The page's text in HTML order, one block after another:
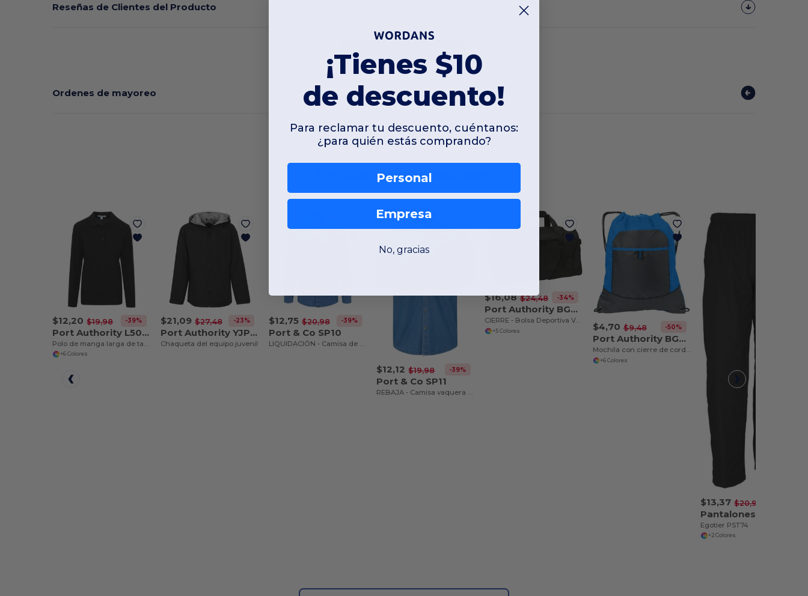
Reseñas de Clientes del Producto
Añadir un comentario
Ordenes de mayoreo
Productos interesantes
$12,20 $19,98 -39%
Port Authority L500LS
Polo de manga larga de tacto sedoso para mujer
+6 Colores
$21,09 $27,48 -23%
Port Authority YJP56
Chaqueta del equipo juvenil
$12,75 $20,98 -39%
Port & Co SP10
LIQUIDACIÓN - Camisa de mezclilla de manga larga para hombre
$12,12 $19,98 -39%
Port & Co SP11
REBAJA - Camisa vaquera para hombre de valor
$16,08 $24,48 -34%
Port Authority BG800
CIERRE - Bolsa Deportiva Voyager
+5 Colores $4,70 $9,48 -50%
Port Authority BG611
Mochila con cierre de cordón y bolsillo
+6 Colores
$13,37 $20,98
Egotier PST74
+2 Colores
¡Tienes $10
de descuento!
Para reclamar tu descuento, cuéntanos:
¿para quién estás comprando?
Personal
Empresa
No, gracias